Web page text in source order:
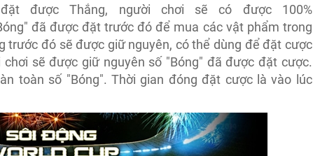
được Thắng, người chơi sẽ có được 100%
đã được đặt trước đó để mua các vật phẩm trong
trước đó sẽ được giữ nguyên, có thể dùng để đặt cược
sẽ được giữ nguyên số "Bóng" đã được đặt cược.
toàn số "Bóng". Thời gian đóng đặt cược là vào lúc